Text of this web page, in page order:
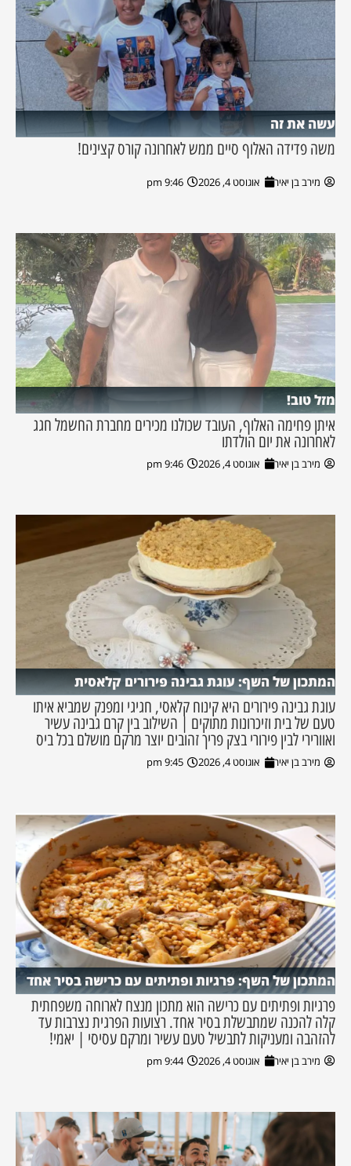
עשה את זה
משה פדידה האלוף סיים ממש לאחרונה קורס קצינים!
מירב בן יאיר אוגוסט 4, 2026 9:46 pm
מזל טוב!
איתן פחימה האלוף, העובד שכולנו מכירים מחברת החשמל חגג
לאחרונה את יום הולדתו
מירב בן יאיר אוגוסט 4, 2026 9:46 pm
המתכון של השף: עוגת גבינה פירורים קלאסית
עוגת גבינה פירורים היא קינוח קלאסי, חגיגי ומפנק שמביא איתו
טעם של בית וזיכרונות מתוקים | השילוב בין קרם גבינה עשיר
ואוורירי לבין פירורי בצק פריך זהובים יוצר מרקם מושלם בכל ביס
מירב בן יאיר אוגוסט 4, 2026 9:45 pm
המתכון של השף: פרגיות ופתיתים עם כרישה בסיר אחד
פרגיות ופתיתים עם כרישה הוא מתכון מנצח לארוחה משפחתית
קלה להכנה שמתבשלת בסיר אחד. רצועות הפרגית נצרבות עד
להזהבה ומעניקות לתבשיל טעם עשיר ומרקם עסיסי | יאמי!
מירב בן יאיר אוגוסט 4, 2026 9:44 pm